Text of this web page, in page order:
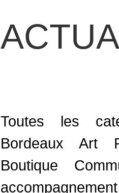
Toutes les
Bordeaux Art
Boutique
accompagnement